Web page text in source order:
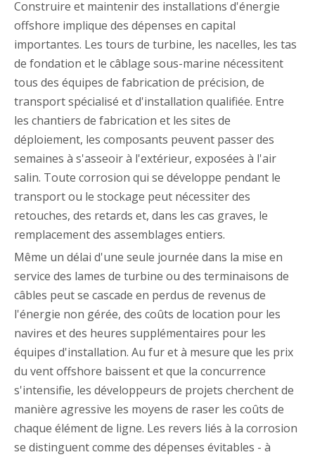
Construire et maintenir des installations d'énergie
offshore implique des dépenses en capital
importantes. Les tours de turbine, les nacelles, les tas
de fondation et le câblage sous-marine nécessitent
tous des équipes de fabrication de précision, de
transport spécialisé et d'installation qualifiée. Entre
les chantiers de fabrication et les sites de
déploiement, les composants peuvent passer des
semaines à s'asseoir à l'extérieur, exposées à l'air
salin. Toute corrosion qui se développe pendant le
transport ou le stockage peut nécessiter des
retouches, des retards et, dans les cas graves, le
remplacement des assemblages entiers.
Même un délai d'une seule journée dans la mise en
service des lames de turbine ou des terminaisons de
câbles peut se cascade en perdus de revenus de
l'énergie non gérée, des coûts de location pour les
navires et des heures supplémentaires pour les
équipes d'installation. Au fur et à mesure que les prix
du vent offshore baissent et que la concurrence
s'intensifie, les développeurs de projets cherchent de
manière agressive les moyens de raser les coûts de
chaque élément de ligne. Les revers liés à la corrosion
se distinguent comme des dépenses évitables - à